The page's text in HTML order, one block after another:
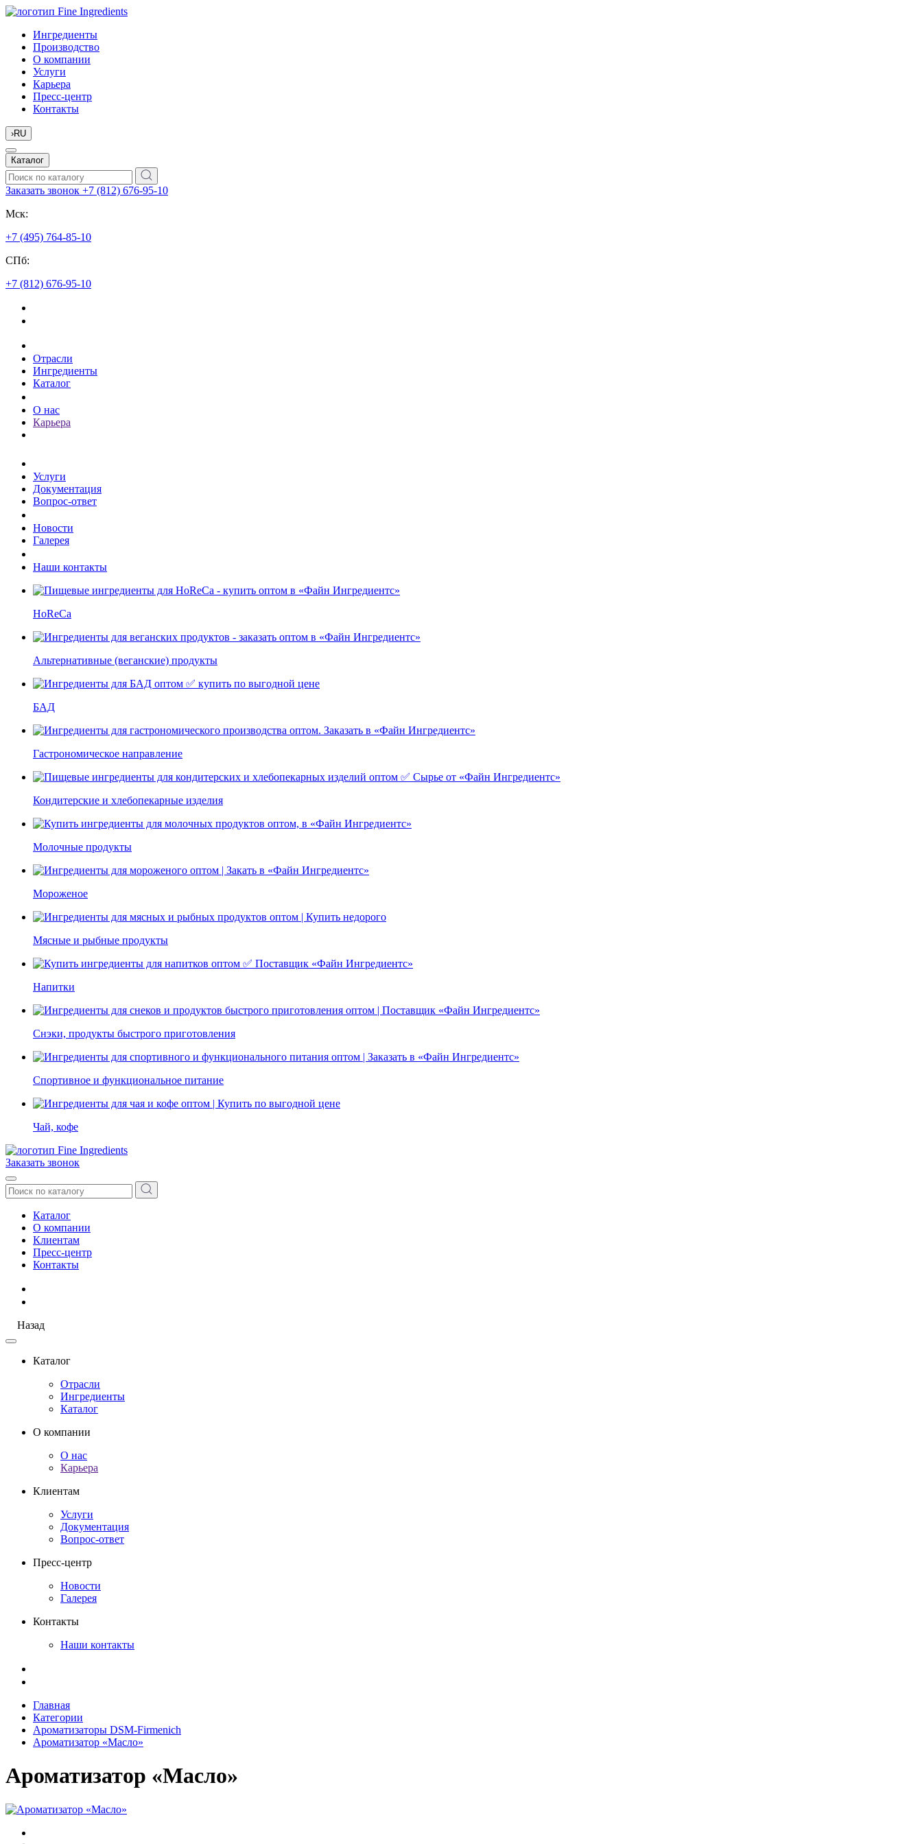
Ингредиенты
Производство
О компании
Услуги
Карьера
Пресс-центр
Контакты
›RU
Каталог
Заказать звонок +7 (812) 676-95-10
Мск:
+7 (495) 764-85-10
СПб:
+7 (812) 676-95-10
Отрасли
Ингредиенты
Каталог
О нас
Карьера
Услуги
Документация
Вопрос-ответ
Новости
Галерея
Наши контакты
HoReCa
Альтернативные (веганские) продукты
БАД
Гастрономическое направление
Кондитерские и хлебопекарные изделия
Молочные продукты
Мороженое
Мясные и рыбные продукты
Напитки
Снэки, продукты быстрого приготовления
Спортивное и функциональное питание
Чай, кофе
Заказать звонок
Каталог
О компании
Клиентам
Пресс-центр
Контакты
Назад
Каталог
Отрасли
Ингредиенты
Каталог
О компании
О нас
Карьера
Клиентам
Услуги
Документация
Вопрос-ответ
Пресс-центр
Новости
Галерея
Контакты
Наши контакты
Главная
Категории
Ароматизаторы DSM-Firmenich
Ароматизатор «Масло»
Ароматизатор «Масло»